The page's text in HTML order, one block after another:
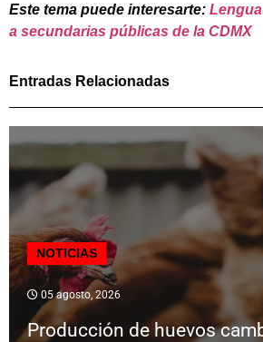
Este tema puede interesarte:
a secundarias públicas de la CDMX
Entradas Relacionadas
NOTICIAS
05 agosto, 2026
Producción de huevos